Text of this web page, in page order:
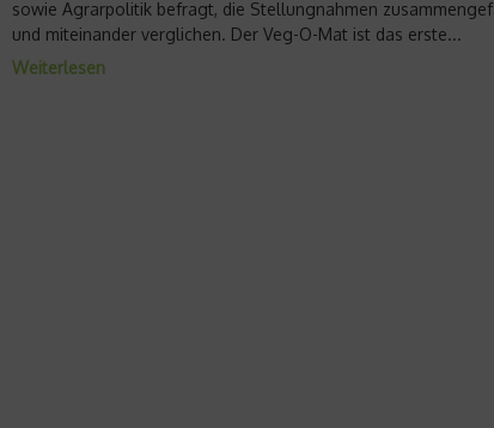
sowie Agrarpolitik befragt, die Stellungnahmen
und miteinander verglichen. Der Veg-O-Mat ist das erste...
Weiterlesen
Fußballtempel
13. August 2019